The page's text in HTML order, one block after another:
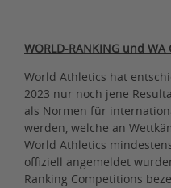
WORLD-RANKING und WA
World Athletics hat
2023 nur noch jene
als Normen für
werden, welche an
World Athletics
offiziell angemeldet
Ranking Competitions